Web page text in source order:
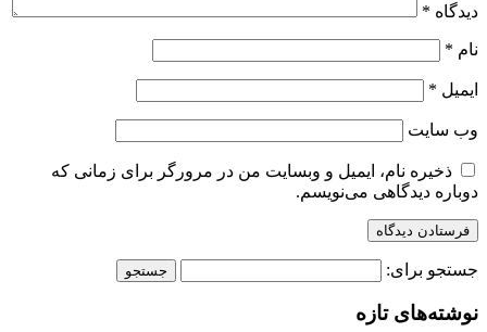
دیدگاه *
نام *
ایمیل *
وب‌ سایت
ذخیره نام، ایمیل و وبسایت من در مرورگر برای زمانی که
دوباره دیدگاهی می‌نویسم.
جستجو برای:
نوشته‌های تازه